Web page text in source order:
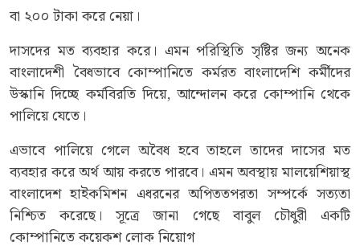
বা ২০০ টাকা করে নেয়া।
দাসদের মত ব্যবহার করে। এমন পরিস্থিতি সৃষ্টির জন্য অনেক
বাংলাদেশী বৈধভাবে কোম্পানিতে কর্মরত বাংলাদেশি কর্মীদের
উস্কানি দিচ্ছে কর্মবিরতি দিয়ে, আন্দোলন করে কোম্পানি থেকে
পালিয়ে যেতে।
এভাবে পালিয়ে গেলে অবৈধ হবে তাহলে তাদের দাসের মত
ব্যবহার করে অর্থ আয় করতে পারবে। এমন অবস্থায় মালয়েশিয়াস্থ
বাংলাদেশ হাইকমিশন এধরনের অপিততপরতা সম্পর্কে সত্যতা
নিশ্চিত করেছে। সূত্রে জানা গেছে বাবুল চৌধুরী একটি
কোম্পানিতে কয়েকশ লোক নিয়োগ